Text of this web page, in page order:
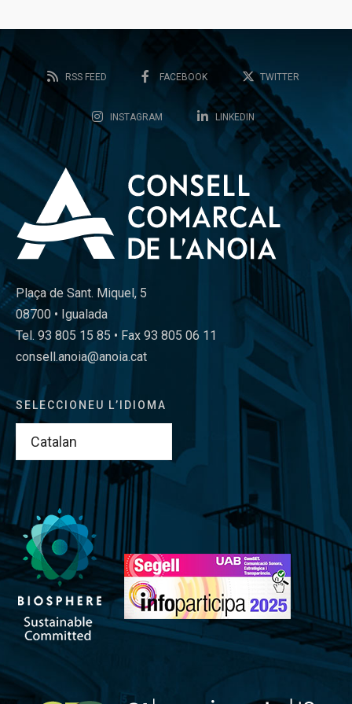
RSS FEED FACEBOOK TWITTER
INSTAGRAM LINKEDIN
Plaça de Sant. Miquel, 5
08700 • Igualada
Tel. 93 805 15 85 • Fax 93 805 06 11
consell.anoia@anoia.cat
SELECCIONEU L’IDIOMA